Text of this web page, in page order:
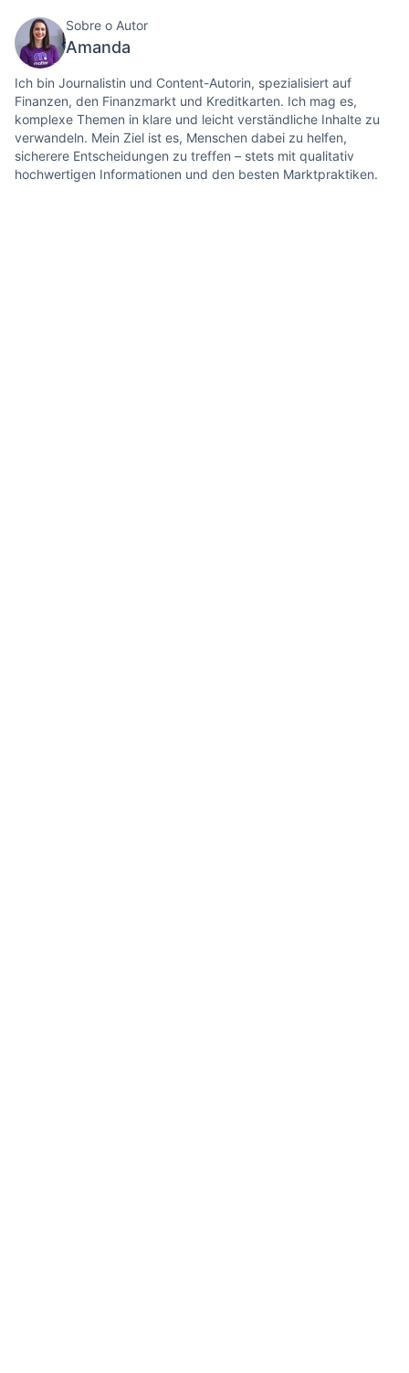
Sobre o Autor
Amanda
Ich bin Journalistin und Content-Autorin, spezialisiert auf
Finanzen, den Finanzmarkt und Kreditkarten. Ich mag es,
komplexe Themen in klare und leicht verständliche Inhalte zu
verwandeln. Mein Ziel ist es, Menschen dabei zu helfen,
sicherere Entscheidungen zu treffen – stets mit qualitativ
hochwertigen Informationen und den besten Marktpraktiken.